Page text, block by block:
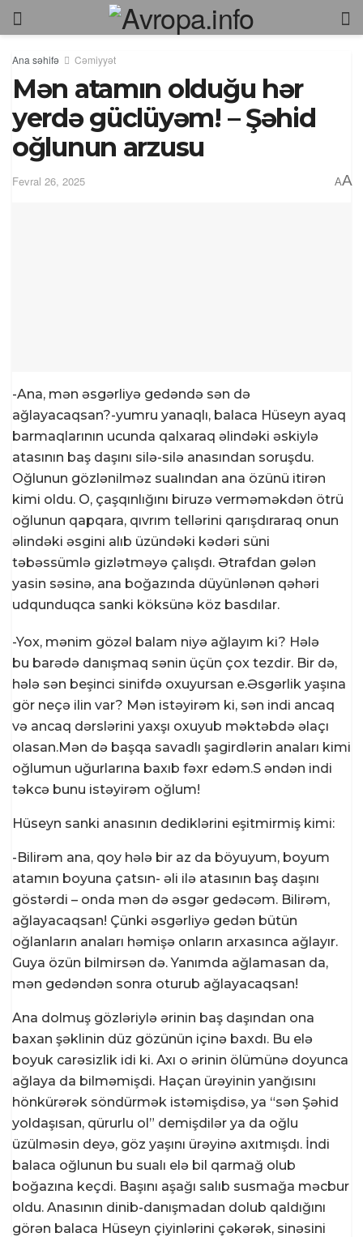
Ana səhifə Cəmiyyət
Mən atamın olduğu hər
yerdə güclüyəm! – Şəhid
oğlunun arzusu
Fevral 26, 2025 AA
-Ana, mən əsgərliyə gedəndə sən də
ağlayacaqsan?-yumru yanaqlı, balaca Hüseyn ayaq
barmaqlarının ucunda qalxaraq əlindəki əskiylə
atasının baş daşını silə-silə anasından soruşdu.
Oğlunun gözlənilməz sualından ana özünü itirən
kimi oldu. O, çaşqınlığını biruzə verməməkdən ötrü
oğlunun qapqara, qıvrım tellərini qarışdıraraq onun
əlindəki əsgini alıb üzündəki kədəri süni
təbəssümlə gizlətməyə çalışdı. Ətrafdan gələn
yasin səsinə, ana boğazında düyünlənən qəhəri
udqunduqca sanki köksünə köz basdılar.
-Yox, mənim gözəl balam niyə ağlayım ki? Hələ
bu barədə danışmaq sənin üçün çox tezdir. Bir də,
hələ sən beşinci sinifdə oxuyursan e.Əsgərlik yaşına
gör neçə ilin var? Mən istəyirəm ki, sən indi ancaq
və ancaq dərslərini yaxşı oxuyub məktəbdə əlaçı
olasan.Mən də başqa savadlı şagirdlərin anaları kimi
oğlumun uğurlarına baxıb fəxr edəm.S əndən indi
təkcə bunu istəyirəm oğlum!
Hüseyn sanki anasının dediklərini eşitmirmiş kimi:
-Bilirəm ana, qoy hələ bir az da böyuyum, boyum
atamın boyuna çatsın- əli ilə atasının baş daşını
göstərdi – onda mən də əsgər gedəcəm. Bilirəm,
ağlayacaqsan! Çünki əsgərliyə gedən bütün
oğlanların anaları həmişə onların arxasınca ağlayır.
Guya özün bilmirsən də. Yanımda ağlamasan da,
mən gedəndən sonra oturub ağlayacaqsan!
Ana dolmuş gözləriylə ərinin baş daşından ona
baxan şəklinin düz gözünün içinə baxdı. Bu elə
boyuk carəsizlik idi ki. Axı o ərinin ölümünə doyunca
ağlaya da bilməmişdi. Haçan ürəyinin yanğısını
hönkürərək söndürmək istəmişdisə, ya “sən Şəhid
yoldaşısan, qürurlu ol” demişdilər ya da oğlu
üzülməsin deyə, göz yaşını ürəyinə axıtmışdı. İndi
balaca oğlunun bu sualı elə bil qarmağ olub
boğazına keçdi. Başını aşağı salıb susmağa məcbur
oldu. Anasının dinib-danışmadan dolub qaldığını
görən balaca Hüseyn çiyinlərini çəkərək, sinəsini